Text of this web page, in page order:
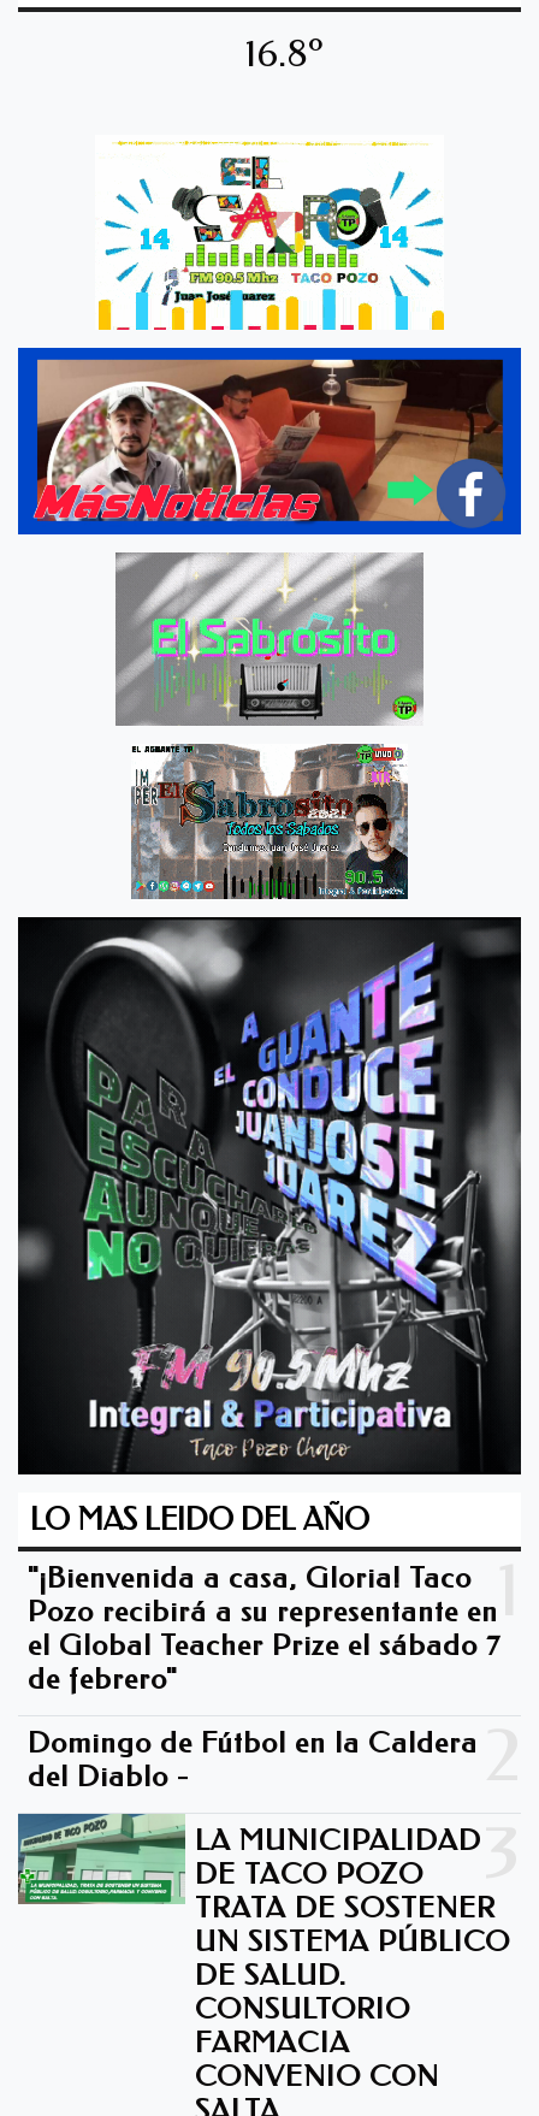
16.8º
LO MAS LEIDO DEL AÑO
"¡Bienvenida a casa, Gloria! Taco
Pozo recibirá a su representante en
el Global Teacher Prize el sábado 7
de febrero"
Domingo de Fútbol en la Caldera
del Diablo -
LA MUNICIPALIDAD
DE TACO POZO
TRATA DE SOSTENER
UN SISTEMA PÚBLICO
DE SALUD.
CONSULTORIO
FARMACIA
CONVENIO CON